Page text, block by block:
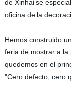
de Xinhai se
oficina de la
Hemos construido
feria de mostrar a la
quedemos en el
"Cero defecto, cero